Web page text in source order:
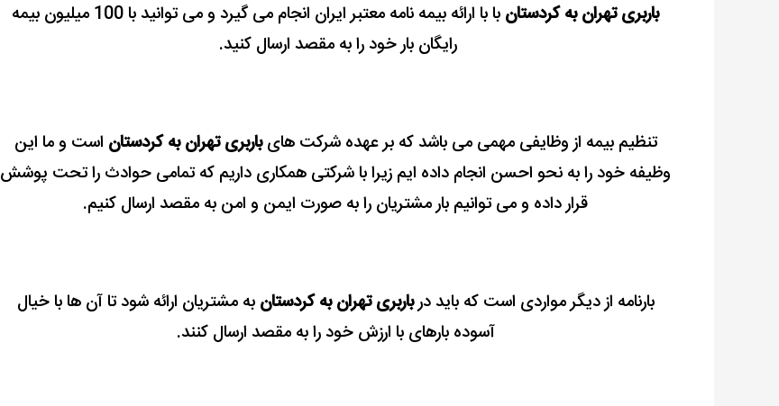
باربری تهران به کردستان
با با ارائه بیمه نامه معتبر ایران انجام می گیرد و می توانید با 100 میلیون بیمه
رایگان بار خود را به مقصد ارسال کنید.
تنظیم بیمه از وظایفی مهمی می باشد که بر عهده شرکت هایباربری تهران به کردستان است و ما این
وظیفه خود را به نحو احسن انجام داده ایم زیرا با شرکتی همکاری داریم که تمامی حوادث را تحت پوشش
قرار داده و می توانیم بار مشتریان را به صورت ایمن و امن به مقصد ارسال کنیم.
بارنامه از دیگر مواردی است که باید درباربری تهران به کردستان به مشتریان ارائه شود تا آن ها با خیال
آسوده بارهای با ارزش خود را به مقصد ارسال کنند.